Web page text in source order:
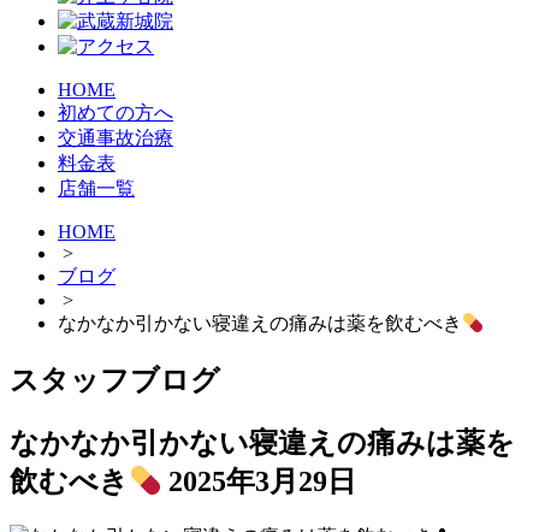
HOME
初めての方へ
交通事故治療
料金表
店舗一覧
HOME
>
ブログ
>
なかなか引かない寝違えの痛みは薬を飲むべき
スタッフブログ
なかなか引かない寝違えの痛みは薬を
飲むべき
2025年3月29日